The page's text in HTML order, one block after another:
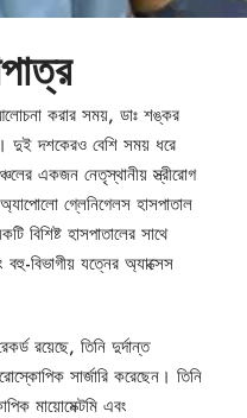
আলোচনা করার সময়, ডাঃ শঙ্কর
দুই দশকেরও বেশি সময় ধরে
একজন নেতৃস্থানীয় স্ত্রীরোগ
অ্যাপোলো গ্লেনিগেলস হাসপাতাল
হাসপাতালের সাথে
বিভাগীয় যত্নের অ্যাক্সেস
রয়েছে, তিনি দুর্দান্ত
সার্জারি করেছেন। তিনি
মায়োমেক্টমি এবং